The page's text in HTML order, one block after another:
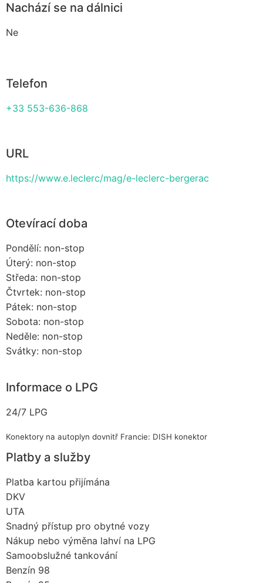
Nachází se na dálnici
Ne
Telefon
+33 553-636-868
URL
https://www.e.leclerc/mag/e-leclerc-bergerac
Otevírací doba
Pondělí: non-stop
Úterý: non-stop
Středa: non-stop
Čtvrtek: non-stop
Pátek: non-stop
Sobota: non-stop
Neděle: non-stop
Svátky: non-stop
Informace o LPG
24/7 LPG
Konektory na autoplyn dovnitř Francie: DISH konektor
Platby a služby
Platba kartou přijímána
DKV
UTA
Snadný přístup pro obytné vozy
Nákup nebo výměna lahví na LPG
Samoobslužné tankování
Benzín 98